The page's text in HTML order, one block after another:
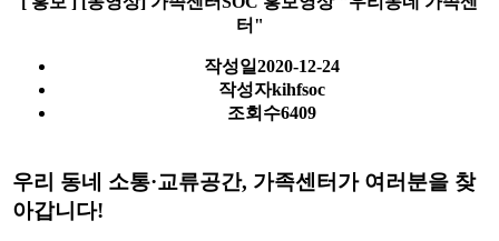
터"
작성일2020-12-24
작성자kihfsoc
조회수6409
우리 동네 소통·교류공간, 가족센터가 여러분을 찾
아갑니다!